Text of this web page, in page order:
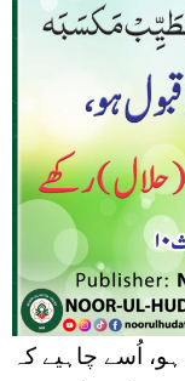
اُسے چاہیے کہ